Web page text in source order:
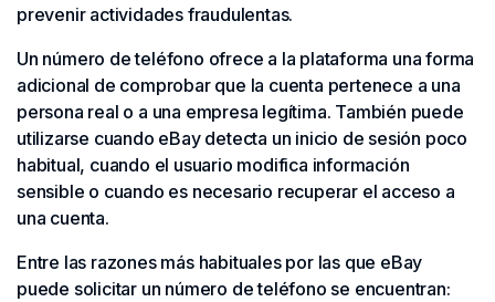
prevenir actividades fraudulentas.
Un número de teléfono ofrece a la plataforma una forma
adicional de comprobar que la cuenta pertenece a una
persona real o a una empresa legítima. También puede
utilizarse cuando eBay detecta un inicio de sesión poco
habitual, cuando el usuario modifica información
sensible o cuando es necesario recuperar el acceso a
una cuenta.
Entre las razones más habituales por las que eBay
puede solicitar un número de teléfono se encuentran: